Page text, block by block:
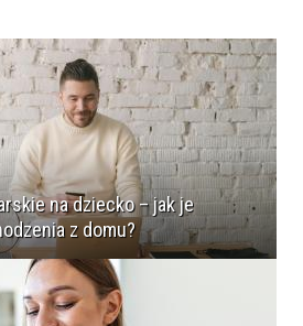
na dziecko – jak je
z domu?